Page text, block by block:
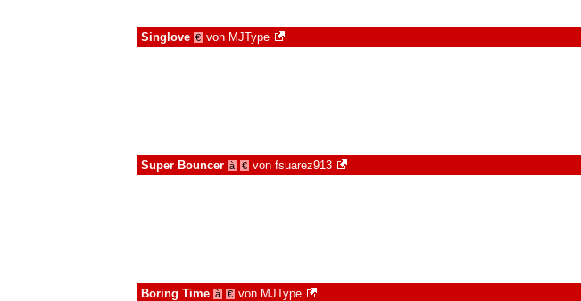
Singlove € von MJType
Super Bouncer à € von fsuarez913
Boring Time à € von MJType